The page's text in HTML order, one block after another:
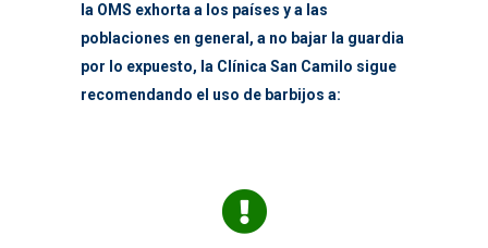
la OMS exhorta a los países y a las
poblaciones en general, a no bajar la guardia
por lo expuesto, la Clínica San Camilo sigue
recomendando el uso de barbijos a: